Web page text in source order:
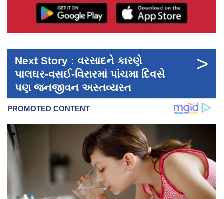
Next Story : વરસાદને કારણે
પાલઘર-વસઈ-વિરારમાં પાંચમા દિવસે
પણ જનજીવન અસ્તવ્યસ્ત
>